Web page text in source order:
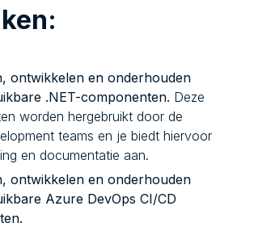
ontwikkelen en onderhouden
.NET-componenten. Deze
worden hergebruikt door de
teams en je biedt hiervoor
en documentatie aan.
ontwikkelen en onderhouden
Azure DevOps CI/CD